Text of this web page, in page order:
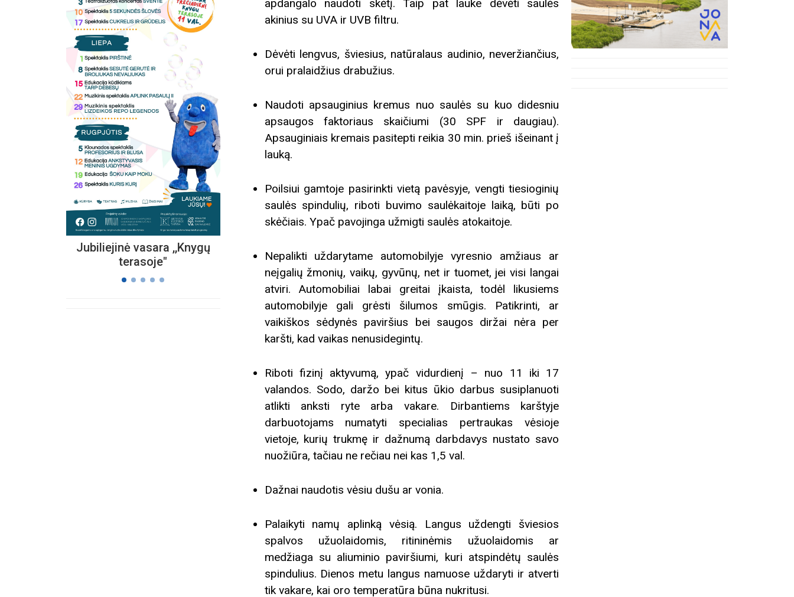
Jubiliejinė vasara ,,Knygų
terasoje"
Kviečiame aplankyti parodą
„Nusišypsok mums,
Viešpatie“. Legendinio
apdangalo naudoti skėtį. Taip pat lauke dėvėti saulės
akinius su UVA ir UVB filtru.
Dėvėti lengvus, šviesius, natūralaus audinio, neveržiančius,
orui pralaidžius drabužius.
Naudoti apsauginius kremus nuo saulės su kuo didesniu
apsaugos faktoriaus skaičiumi (30 SPF ir daugiau).
Apsauginiais kremais pasitepti reikia 30 min. prieš išeinant į
lauką.
Poilsiui gamtoje pasirinkti vietą pavėsyje, vengti tiesioginių
saulės spindulių, riboti buvimo saulėkaitoje laiką, būti po
skėčiais. Ypač pavojinga užmigti saulės atokaitoje.
Nepalikti uždarytame automobilyje vyresnio amžiaus ar
neįgalių žmonių, vaikų, gyvūnų, net ir tuomet, jei visi langai
atviri. Automobiliai labai greitai įkaista, todėl likusiems
automobilyje gali grėsti šilumos smūgis. Patikrinti, ar
vaikiškos sėdynės paviršius bei saugos diržai nėra per
karšti, kad vaikas nenusidegintų.
Riboti fizinį aktyvumą, ypač vidurdienį – nuo 11 iki 17
valandos. Sodo, daržo bei kitus ūkio darbus susiplanuoti
atlikti anksti ryte arba vakare. Dirbantiems karštyje
darbuotojams numatyti specialias pertraukas vėsioje
vietoje, kurių trukmę ir dažnumą darbdavys nustato savo
nuožiūra, tačiau ne rečiau nei kas 1,5 val.
Dažnai naudotis vėsiu dušu ar vonia.
Palaikyti namų aplinką vėsią. Langus uždengti šviesios
spalvos užuolaidomis, ritininėmis užuolaidomis ar
medžiaga su aliuminio paviršiumi, kuri atspindėtų saulės
spindulius. Dienos metu langus namuose uždaryti ir atverti
tik vakare, kai oro temperatūra būna nukritusi.